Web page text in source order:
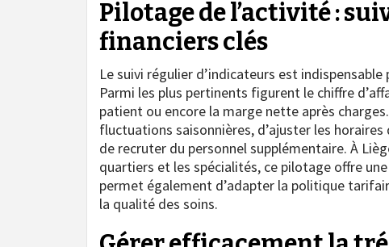
Pilotage de l’activité :
financiers clés
Le suivi régulier d’indicateurs est
Parmi les plus pertinents figurent le chiffre
patient ou encore la marge nette après
fluctuations saisonnières, d’ajuster les
de recruter du personnel supplémentaire. À
quartiers et les spécialités, ce pilotage offre
permet également d’adapter la politique
la qualité des soins.